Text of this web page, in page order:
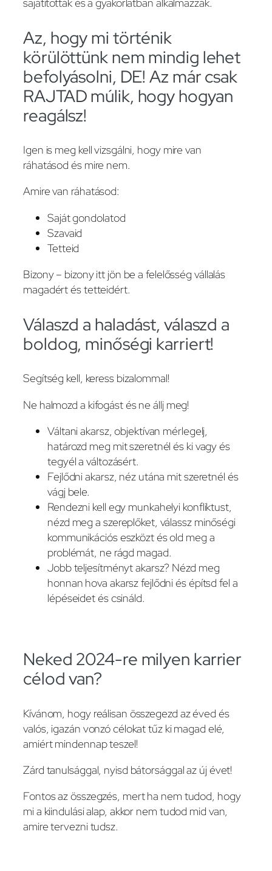
Az, hogy mi történik
körülöttünk nem mindig lehet
befolyásolni, DE! Az már csak
RAJTAD múlik, hogy hogyan
reagálsz!
Igen is meg kell vizsgálni, hogy mire van
ráhatásod és mire nem.
Amire van ráhatásod:
Saját gondolatod
Szavaid
Tetteid
Bizony – bizony itt jön be a felelősség vállalás
magadért és tetteidért.
Válaszd a haladást, válaszd a
boldog, minőségi karriert!
Segítség kell, keress bizalommal!
Ne halmozd a kifogást és ne állj meg!
Váltani akarsz, objektívan mérlegelj,
határozd meg mit szeretnél és ki vagy és
tegyél a változásért.
Fejlődni akarsz, néz utána mit szeretnél és
vágj bele.
Rendezni kell egy munkahelyi konfliktust,
nézd meg a szereplőket, válassz minőségi
kommunikációs eszközt és old meg a
problémát, ne rágd magad.
Jobb teljesítményt akarsz? Nézd meg
honnan hova akarsz fejlődni és építsd fel a
lépéseidet és csináld.
Neked 2024-re milyen karrier
célod van?
Kívánom, hogy reálisan összegezd az éved és
valós, igazán vonzó célokat tűz ki magad elé,
amiért mindennap teszel!
Zárd tanulsággal, nyisd bátorsággal az új évet!
Fontos az összegzés, mert ha nem tudod, hogy
mi a kiindulási alap, akkor nem tudod mid van,
amire tervezni tudsz.